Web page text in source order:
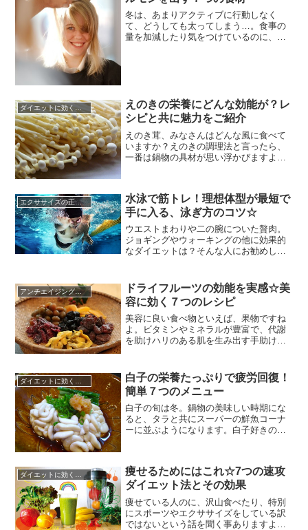
玄米茶です！このところ、美容に良い効
能があると注目を浴び始めている玄...
冬は、あまりアクティブに行動しなく
て、どうしても太ってしまう…。食事の
量を加減したり気をつけているのに、体
ン」。人の気持ちや体にいろいろ...
ダイエットに効くレシピ
えのきの栄養にどんな効能が？レ
シピと共に魅力をご紹介
えのき茸、みなさんはどんな風に食べて
いますか？えのきの調理法と言ったら、
一番は鍋物の具材が思い浮かびますよ
調理法にバリエーションがないと思われ
がちなえのきですが、実はそんなえのき
にはとても優れた栄養が沢山含まれて...
エクササイズの正しい知識☆
水泳で筋トレ！理想体型が最短で
手に入る、泳ぎ方のコツ☆
ウエストまわりや二の腕についた贅肉。
ジョギングやウォーキングの他に効果的
なダイエットは？そんな人にお勧めした
でも、日焼けを気にせず泳ぐことが出来
ますし、理想体型になりやすいとも言わ
れています。水泳での筋トレは、水の抵
抗がある中で、全身を鍛えることが...
アンチエイジングに効く食べ物
ドライフルーツの効能を実感☆美
容に効く７つのレシピ
美容に良い食べ物といえば、果物ですね
よ。ビタミンやミネラルが豊富で、代謝
を助けハリのある肌を生み出す手助けを
阻害してしまうことが少なくありませ
ん。冷え性に悩む人には逆効果になって
しまいます。そこで注目したいのがドラ
イフルーツです。果物の成分が凝縮さ...
白子の栄養たっぷりで疲労回復！
簡単７つのメニュー
白子の旬は冬。鍋物の美味しい時期にな
ると、タラと共にスーパーの鮮魚コーナ
ーに並ぶようになります。白子好きの方
ですが、実は栄養たっぷりの素晴らしい
食材だということをご存知でしょうか。
白子に特に多く含まれる栄養素のひとつ
にビタミンＢ１２があります。ビタ...
ダイエットに効くレシピ
痩せるためにはこれ☆7つの速攻
ダイエット法とその効果
痩せている人のに、沢山食べたり、特別
にスポーツやエクササイズをしている訳
ではないという話を聞く事ありますよ